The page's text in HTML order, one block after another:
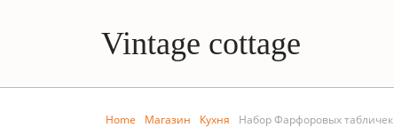
Vintage cottage
Home Магазин Кухня Набор Фарфоровых табличек